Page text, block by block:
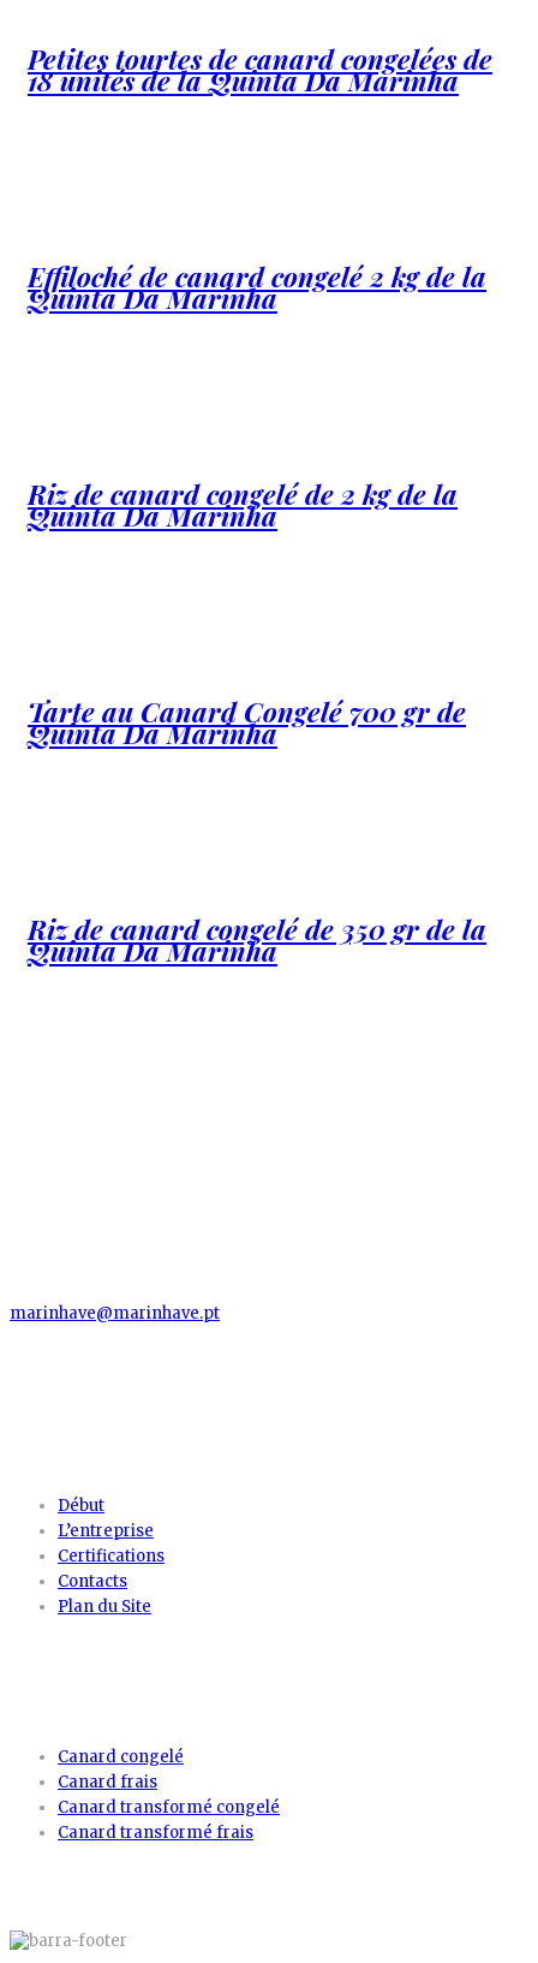
Petites tourtes de canard congelées de
18 unités de la Quinta Da Marinha
Effiloché de canard congelé 2 kg de la
Quinta Da Marinha
Riz de canard congelé de 2 kg de la
Quinta Da Marinha
Tarte au Canard Congelé 700 gr de
Quinta Da Marinha
Riz de canard congelé de 350 gr de la
Quinta Da Marinha
marinhave@marinhave.pt
Début
L’entreprise
Certifications
Contacts
Plan du Site
Canard congelé
Canard frais
Canard transformé congelé
Canard transformé frais